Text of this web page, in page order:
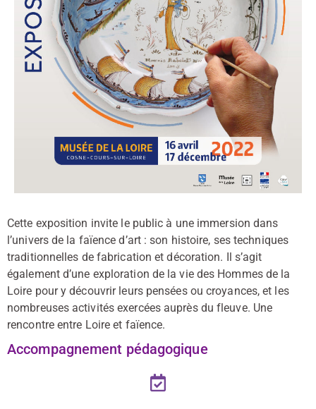
Cette exposition invite le public à une immersion dans
l’univers de la faïence d’art : son histoire, ses techniques
traditionnelles de fabrication et décoration. Il s’agit
également d’une exploration de la vie des Hommes de la
Loire pour y découvrir leurs pensées ou croyances, et les
nombreuses activités exercées auprès du fleuve. Une
rencontre entre Loire et faïence.
Accompagnement pédagogique